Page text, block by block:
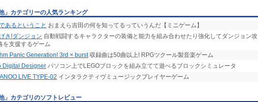
他」カテゴリーの人気ランキング
あるということ おまえら吉田の何を知ってるっていうんだ【ミニゲーム】
き!ダンジョン 自動戦闘するキャラクターの装備と能力を組み合わせたり強化してダンジョン攻
を支援するゲーム
Panic Generation! 3rd × burst収録曲は50曲以上! RPGツクール製音楽ゲーム
Digital Designer パソコン上でLEGOブロックを組み立てて遊べるブロックシミュレータ
LIVE TYPE-02 インタラクティヴミュージックプレイヤーゲーム
他」カテゴリのソフトレビュー